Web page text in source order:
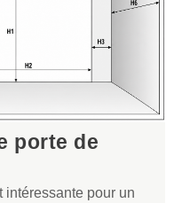
porte de
intéressante pour un